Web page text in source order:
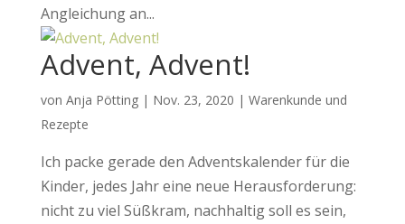
Angleichung an...
Advent, Advent!
von Anja Pötting| Nov. 23, 2020 | Warenkunde und
Rezepte
Ich packe gerade den Adventskalender für die
Kinder, jedes Jahr eine neue Herausforderung:
nicht zu viel Süßkram, nachhaltig soll es sein,